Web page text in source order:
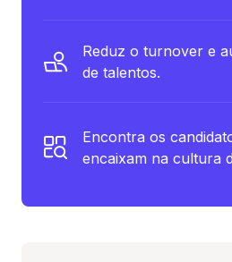
Reduz o turnover e
de talentos.
Encontra os
encaixam na cultura